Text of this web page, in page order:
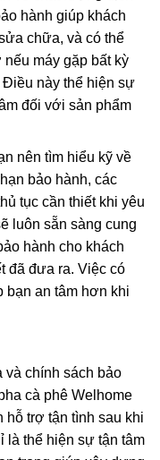
hành giúp khách
chữa, và có thể
máy gặp bất kỳ
này thể hiện sự
đối với sản phẩm
nên tìm hiểu kỹ về
bảo hành, các
tục cần thiết khi yêu
luôn sẵn sàng cung
hành cho khách
đã đưa ra. Việc có
bạn an tâm hơn khi
chính sách bảo
cà phê Welhome
hỗ trợ tận tình sau khi
là thể hiện sự tận tâm